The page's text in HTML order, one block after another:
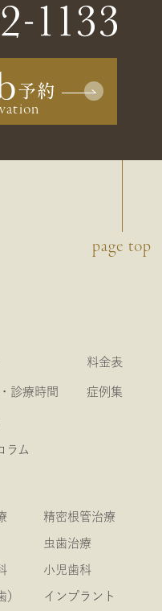
診療時間
ラム
料金表
症例集
精密根管治療
虫歯治療
小児歯科
） インプラント
page top